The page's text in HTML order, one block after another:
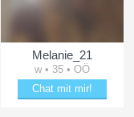
Melanie_21
w • 35 • OÖ
Chat mit mir!